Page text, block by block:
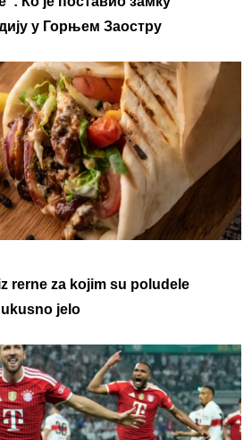
у Горњем Заостру
rerne za kojim su poludele
jelo